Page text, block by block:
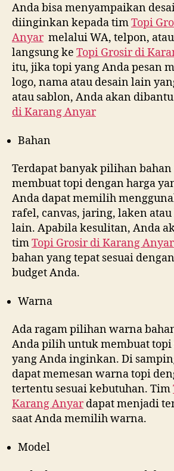
Anda bisa menyampaikan
diinginkan kepada timTopi
Anyarmelalui WA, telpon,
langsung ke Topi Grosir di
itu, jika topi yang Anda pesan
logo, nama atau desain lain
atau sablon, Anda akan
diKarang Anyar
Bahan
Terdapat banyak pilihan
membuat topi dengan harga
Anda dapat memilih
rafel, canvas, jaring, laken
lain. Apabila kesulitan, Anda
timTopi Grosir diKarang Anyar
bahan yang tepat sesuai
budget Anda.
Warna
Ada ragam pilihan warna
Anda pilih untuk membuat topi
yang Anda inginkan. Di
dapat memesan warna topi
tertentu sesuai kebutuhan. Tim
Karang Anyardapat menjadi
saat Anda memilih warna.
Model